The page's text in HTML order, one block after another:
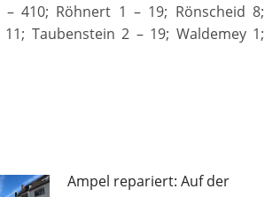
410; Röhnert 1 – 19; Rönscheid 8;
Taubenstein 2 – 19; Waldemey 1;
Ampel repariert: Auf der